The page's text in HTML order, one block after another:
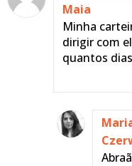
Maia
Minha
dirigir com
quantos